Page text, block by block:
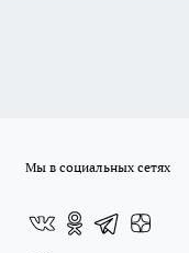
Мы в социальных сетях